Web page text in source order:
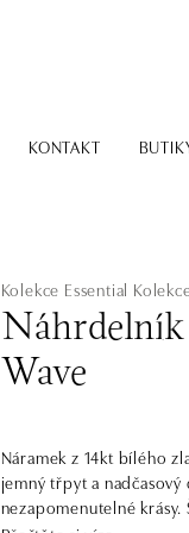
KONTAKT
Kolekce Essential
Náhrdelník
Wave
Náramek z 14kt bílého
jemný třpyt a
nezapomenutelné krásy.